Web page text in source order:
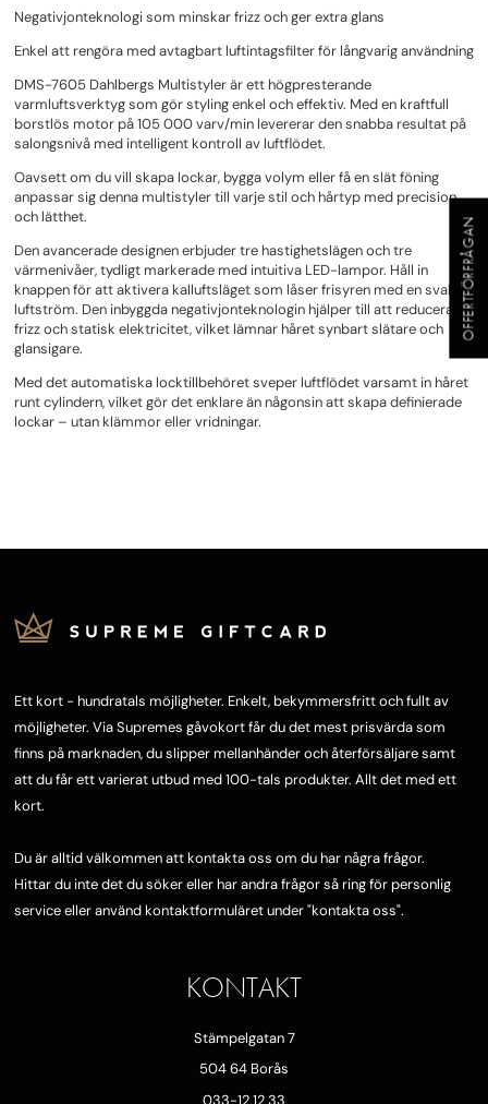
Negativjonteknologi som minskar frizz och ger extra glans
Enkel att rengöra med avtagbart luftintagsfilter för långvarig användning
DMS-7605 Dahlbergs Multistyler är ett högpresterande
varmluftsverktyg som gör styling enkel och effektiv. Med en kraftfull
borstlös motor på 105 000 varv/min levererar den snabba resultat på
salongsnivå med intelligent kontroll av luftflödet.
Oavsett om du vill skapa lockar, bygga volym eller få en slät föning
anpassar sig denna multistyler till varje stil och hårtyp med precision
och lätthet.
Den avancerade designen erbjuder tre hastighetslägen och tre
värmenivåer, tydligt markerade med intuitiva LED-lampor. Håll in
knappen för att aktivera kalluftsläget som låser frisyren med en sval
luftström. Den inbyggda negativjonteknologin hjälper till att reducera
frizz och statisk elektricitet, vilket lämnar håret synbart slätare och
glansigare.
Med det automatiska locktillbehöret sveper luftflödet varsamt in håret
runt cylindern, vilket gör det enklare än någonsin att skapa definierade
lockar – utan klämmor eller vridningar.
Ett kort - hundratals möjligheter. Enkelt, bekymmersfritt och fullt av
möjligheter. Via Supremes gåvokort får du det mest prisvärda som
finns på marknaden, du slipper mellanhänder och återförsäljare samt
att du får ett varierat utbud med 100-tals produkter. Allt det med ett
kort.
Du är alltid välkommen att kontakta oss om du har några frågor.
Hittar du inte det du söker eller har andra frågor så ring för personlig
service eller använd kontaktformuläret under "kontakta oss".
KONTAKT
Stämpelgatan 7
504 64 Borås
033-12 12 33
OFFERTFÖRFRÅGAN